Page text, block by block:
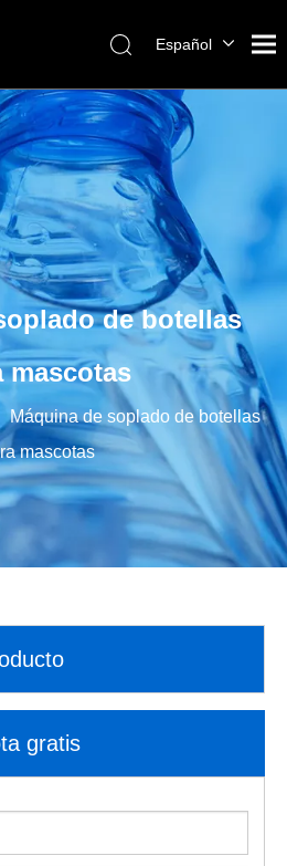
Español
العربية
Français
Pусский
Português
de botellas
mascotas
Máquina de soplado de botellas
mascotas
gratis